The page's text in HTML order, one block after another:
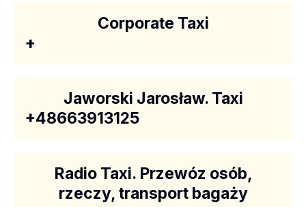
Corporate Taxi
+
Jaworski Jarosław. Taxi
+48663913125
Radio Taxi. Przewóz osób,
rzeczy, transport bagaży